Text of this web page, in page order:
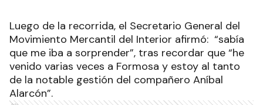
nuevas mejoras y cómodas instalaciones.
Luego de la recorrida, el Secretario General del
Movimiento Mercantil del Interior afirmó: “sabía
que me iba a sorprender”, tras recordar que “he
venido varias veces a Formosa y estoy al tanto